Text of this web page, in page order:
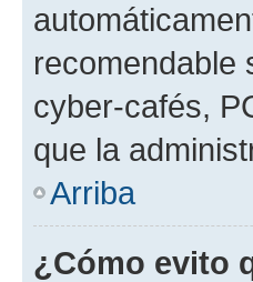
recomendable
cyber-cafés,
que la
Arriba
¿Cómo evito